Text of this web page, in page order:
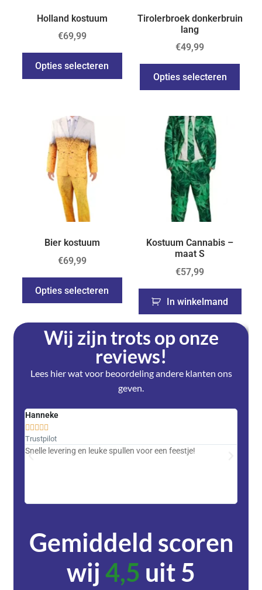
Holland kostuum
€69,99
Opties selecteren
Tirolerbroek donkerbruin
lang
€49,99
Opties selecteren
Bier kostuum
€69,99
Opties selecteren
Kostuum Cannabis –
maat S
€57,99
In winkelmand
Wij zijn trots op onze
reviews!
Lees hier wat voor beoordeling andere klanten ons
geven.
Hanneke
    
Trustpilot
Snelle levering en leuke spullen voor een feestje!
Gemiddeld scoren
wij4,5 uit 5